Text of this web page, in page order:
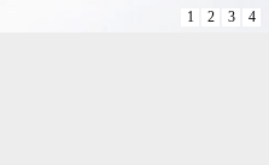
1 2 3 4